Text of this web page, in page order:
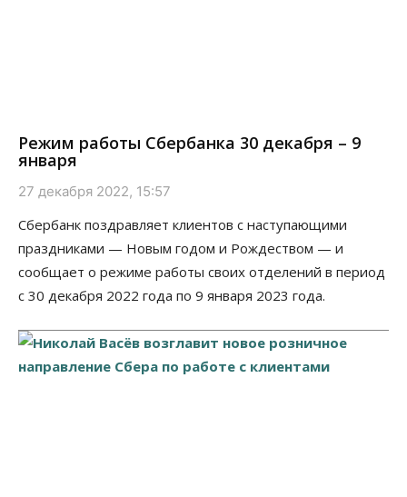
Режим работы Сбербанка 30 декабря – 9
января
27 декабря 2022, 15:57
Сбербанк поздравляет клиентов с наступающими
праздниками — Новым годом и Рождеством — и
сообщает о режиме работы своих отделений в период
с 30 декабря 2022 года по 9 января 2023 года.